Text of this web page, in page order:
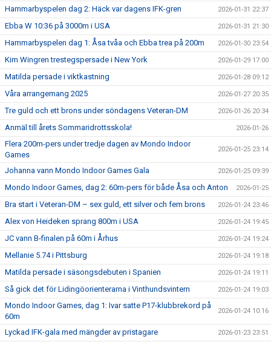
Hammarbyspelen dag 2: Häck var dagens IFK-gren 2026-01-31 22:37
Ebba W 10:36 på 3000m i USA 2026-01-31 21:30
Hammarbyspelen dag 1: Åsa tvåa och Ebba trea på 200m 2026-01-30 23:54
Kim Wingren trestegspersade i New York 2026-01-29 17:00
Matilda persade i viktkastning 2026-01-28 09:12
Våra arrangemang 2025 2026-01-27 20:35
Tre guld och ett brons under söndagens Veteran-DM 2026-01-26 20:34
Anmäl till årets Sommaridrottsskola! 2026-01-26
Flera 200m-pers under tredje dagen av Mondo Indoor
Games
2026-01-25 23:14
Johanna vann Mondo Indoor Games Gala 2026-01-25 09:39
Mondo Indoor Games, dag 2: 60m-pers för både Åsa och Anton 2026-01-25
Bra start i Veteran-DM – sex guld, ett silver och fem brons 2026-01-24 23:46
Alex von Heideken sprang 800m i USA 2026-01-24 19:45
JC vann B-finalen på 60m i Århus 2026-01-24 19:24
Mellanie 5.74 i Pittsburg 2026-01-24 19:18
Matilda persade i säsongsdebuten i Spanien 2026-01-24 19:11
Så gick det för Lidingöorienterarna i Vinthundsvintern 2026-01-24 19:03
Mondo Indoor Games, dag 1: Ivar satte P17-klubbrekord på
60m
2026-01-24 10:16
Lyckad IFK-gala med mängder av pristagare 2026-01-23 23:51